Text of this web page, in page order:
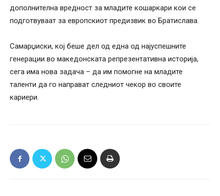
дополнителна вредност за младите кошаркари кои се
подготвуваат за европскиот предизвик во Братислава.
Самарџиски, кој беше дел од една од најуспешните
генерации во македонската репрезентативна историја,
сега има нова задача – да им помогне на младите
таленти да го направат следниот чекор во своите
кариери.